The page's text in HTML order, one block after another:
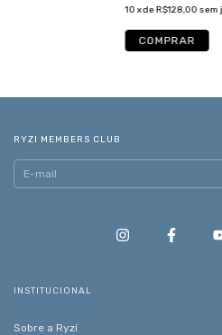
10 x deR$128,00 sem
COMPRAR
RYZI MEMBERS CLUB
INSTITUCIONAL
Sobre a Ryzí